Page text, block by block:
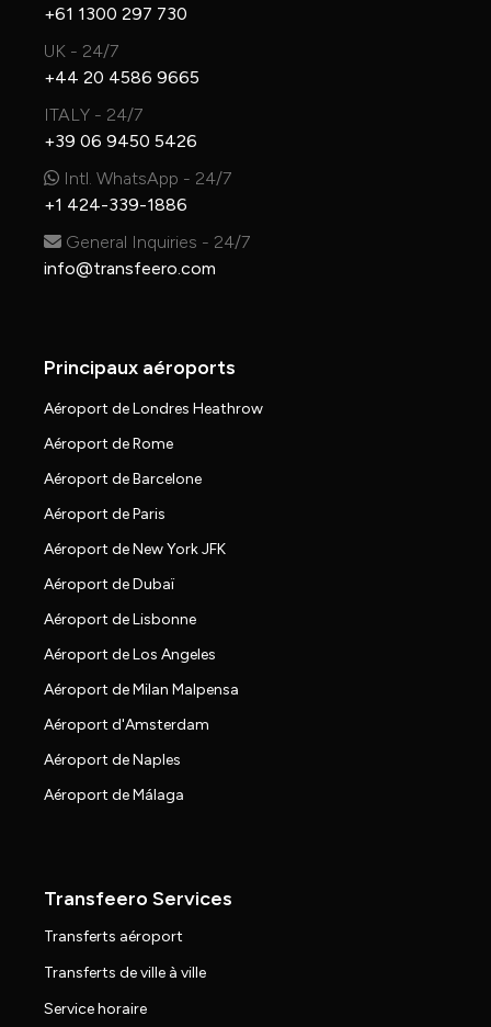
+61 1300 297 730
UK - 24/7
+44 20 4586 9665
ITALY - 24/7
+39 06 9450 5426
Intl. WhatsApp - 24/7
+1 424-339-1886
General Inquiries - 24/7
info@transfeero.com
Principaux aéroports
Aéroport de Londres Heathrow
Aéroport de Rome
Aéroport de Barcelone
Aéroport de Paris
Aéroport de New York JFK
Aéroport de Dubaï
Aéroport de Lisbonne
Aéroport de Los Angeles
Aéroport de Milan Malpensa
Aéroport d'Amsterdam
Aéroport de Naples
Aéroport de Málaga
Transfeero Services
Transferts aéroport
Transferts de ville à ville
Service horaire